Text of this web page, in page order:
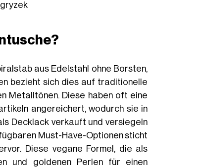
aus Edelstahl ohne Borsten,
bezieht sich dies auf traditionelle
Metalltönen. Diese haben oft eine
angereichert, wodurch sie in
Decklack verkauft und versiegeln
Must-Have-Optionen sticht
Diese vegane Formel, die als
und goldenen Perlen für einen